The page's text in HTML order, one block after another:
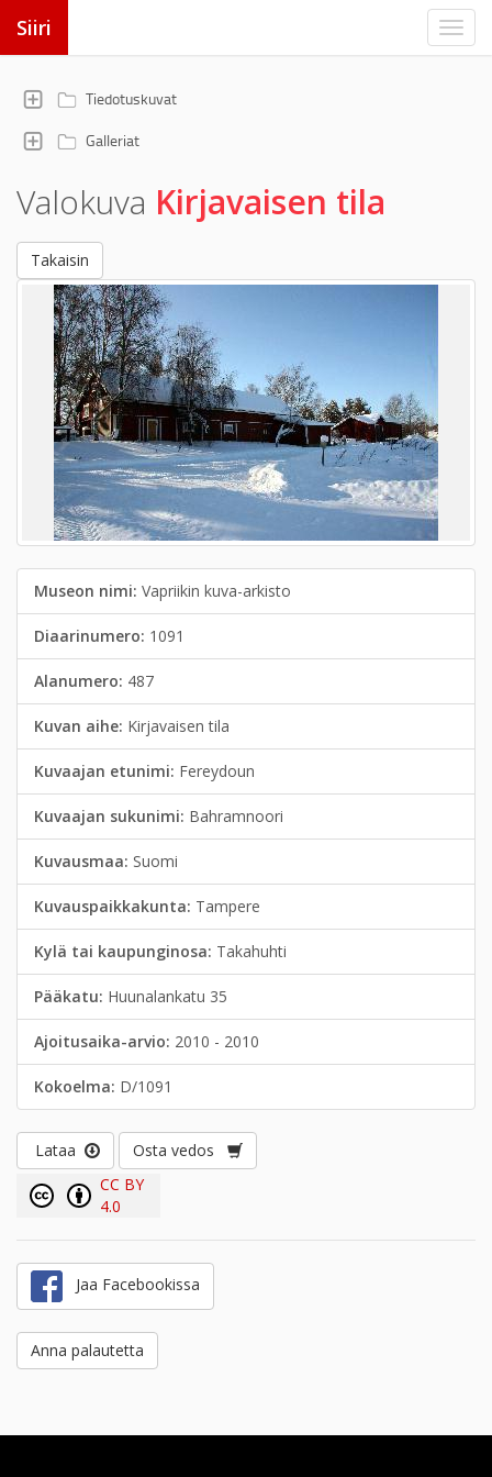
Siiri
Tiedotuskuvat
Galleriat
Valokuva Kirjavaisen tila
Takaisin
Museon nimi: Vapriikin kuva-arkisto
Diaarinumero: 1091
Alanumero: 487
Kuvan aihe: Kirjavaisen tila
Kuvaajan etunimi: Fereydoun
Kuvaajan sukunimi: Bahramnoori
Kuvausmaa: Suomi
Kuvauspaikkakunta: Tampere
Kylä tai kaupunginosa: Takahuhti
Pääkatu: Huunalankatu 35
Ajoitusaika-arvio: 2010 - 2010
Kokoelma: D/1091
Lataa
Osta vedos
CC BY
4.0
Jaa Facebookissa
Anna palautetta